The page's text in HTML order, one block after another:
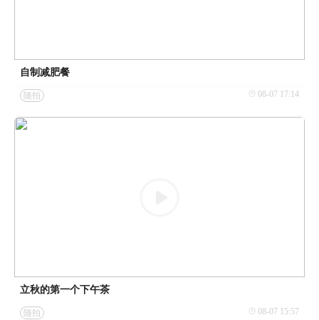
自制减肥餐
随拍 08-07 17:14
立秋的第一个下午茶
随拍 08-07 15:57